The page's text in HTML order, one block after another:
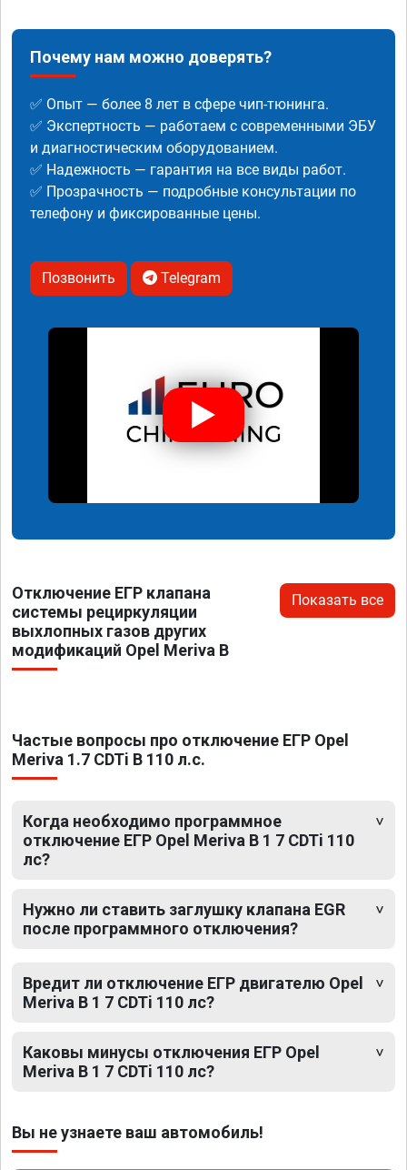
Почему нам можно доверять?
✅ Опыт — более 8 лет в сфере чип-тюнинга.
✅ Экспертность — работаем с современными ЭБУ
и диагностическим оборудованием.
✅ Надежность — гарантия на все виды работ.
✅ Прозрачность — подробные консультации по
телефону и фиксированные цены.
Позвонить Telegram
Отключение ЕГР клапана
системы рециркуляции
выхлопных газов других
модификаций Opel Meriva B
Показать все
Частые вопросы про отключение ЕГР Opel
Meriva 1.7 CDTi B 110 л.с.
Когда необходимо программное
отключение ЕГР Opel Meriva B 1 7 CDTi 110
лс?
Нужно ли ставить заглушку клапана EGR
после программного отключения?
Вредит ли отключение ЕГР двигателю Opel
Meriva B 1 7 CDTi 110 лс?
Каковы минусы отключения ЕГР Opel
Meriva B 1 7 CDTi 110 лс?
Вы не узнаете ваш автомобиль!